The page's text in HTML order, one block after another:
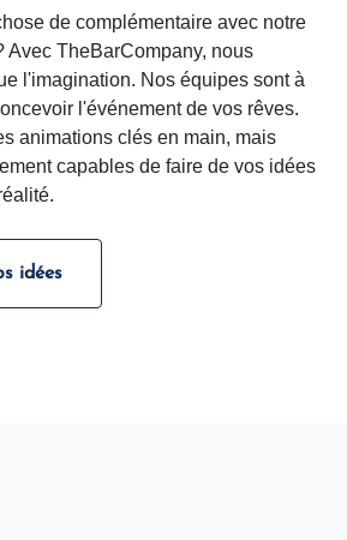
de complémentaire avec notre
Avec TheBarCompany, nous
l'imagination. Nos équipes sont à
l'événement de vos rêves.
animations clés en main, mais
capables de faire de vos idées
idées